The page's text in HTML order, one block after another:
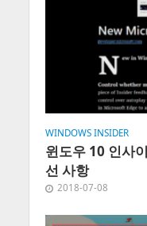
WINDOWS INSIDER
윈도우 10 인사
선 사항
2018-07-08